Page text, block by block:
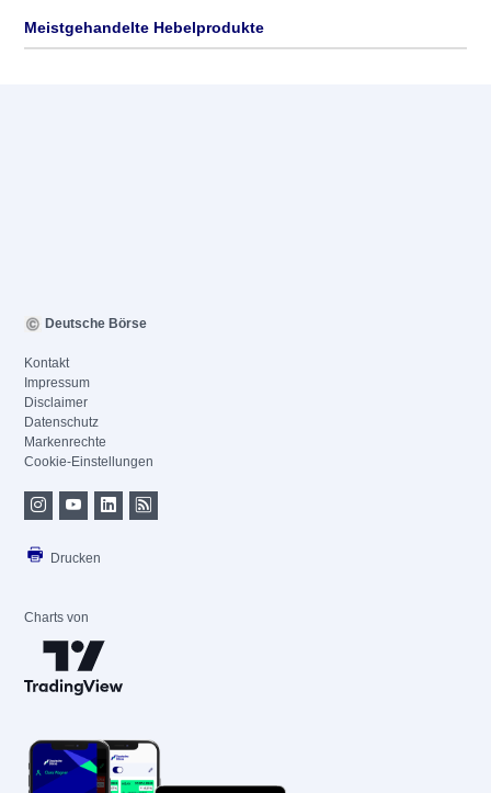
Meistgehandelte Hebelprodukte
Deutsche Börse
Kontakt
Impressum
Disclaimer
Datenschutz
Markenrechte
Cookie-Einstellungen
Drucken
Charts von